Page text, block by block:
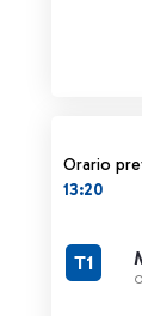
Orario
13:20
T1